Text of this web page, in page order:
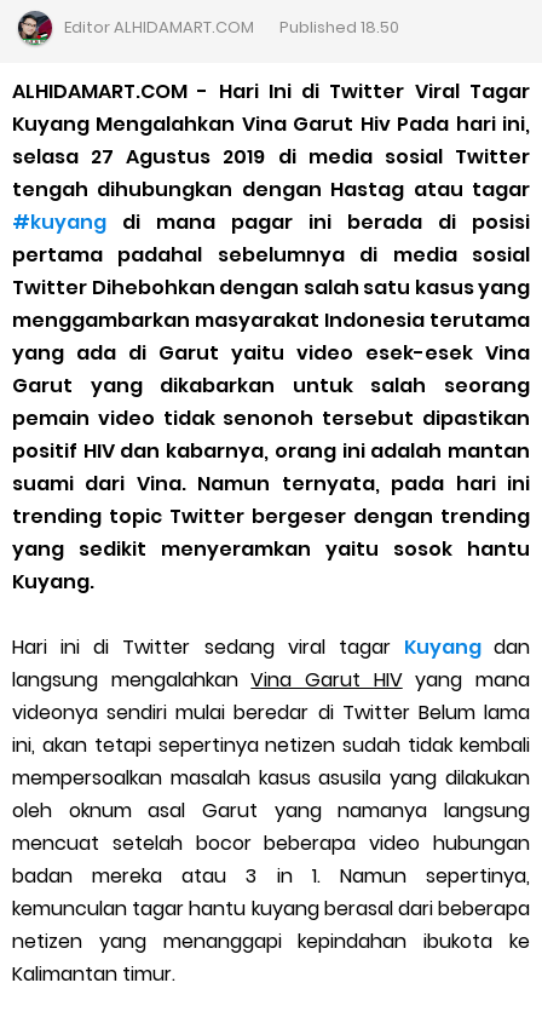
Cara Jitu Mendapat Voucher Gojek Gratis
Cara Ping DNS Server Gojek Gopartner
Cara Mudah Melihat Nomor Shopeepay Sendiri dan Orang Lain
7 Cara Mudah Top Up Grab untuk Driver
5 Versi Map Paling Gacor Untuk Ojek Online
Penyebab dan Cara Memulihkan Akun Gojek Dibekukan
Cara Menghitung Penghasilan Grab Sesuai dengan Orderan
Cara Menggunakan Paket Telkomsel Mitra Gojek
5 Cara Top Up InDriver dengan Mudah
5 Biaya Potongan Shopee Food yang Perlu Kamu Ketahui
Batas Saldo Untuk Akun Gopay Biasa dan Upgrade
Cara Mudah Melihat QR dan Barcode Shopeepay
Enroute Drop: Arti dan Penjelasan Resi Gosend
Cara Transfer Gopay ke Shopeepay Tanpa Potongan
Cara Ping Server Shopee Food 2022
Cara Menghubungi CS Lalamove dan Jam Operasionalnya
EditorALHIDAMART.COM Published 18.50
ALHIDAMART.COM - Hari Ini di Twitter Viral Tagar
Kuyang Mengalahkan Vina Garut Hiv Pada hari ini,
selasa 27 Agustus 2019 di media sosial Twitter
tengah dihubungkan dengan Hastag atau tagar
#kuyang di mana pagar ini berada di posisi
pertama padahal sebelumnya di media sosial
Twitter Dihebohkan dengan salah satu kasus yang
menggambarkan masyarakat Indonesia terutama
yang ada di Garut yaitu video esek-esek Vina
Garut yang dikabarkan untuk salah seorang
pemain video tidak senonoh tersebut dipastikan
positif HIV dan kabarnya, orang ini adalah mantan
suami dari Vina. Namun ternyata, pada hari ini
trending topic Twitter bergeser dengan trending
yang sedikit menyeramkan yaitu sosok hantu
Kuyang.
Hari ini di Twitter sedang viral tagar Kuyang dan
langsung mengalahkanVina Garut HIVyang mana
videonya sendiri mulai beredar di Twitter Belum lama
ini, akan tetapi sepertinya netizen sudah tidak kembali
mempersoalkan masalah kasus asusila yang dilakukan
oleh oknum asal Garut yang namanya langsung
mencuat setelah bocor beberapa video hubungan
badan mereka atau 3 in 1. Namun sepertinya,
kemunculan tagar hantu kuyang berasal dari beberapa
netizen yang menanggapi kepindahan ibukota ke
Kalimantan timur.